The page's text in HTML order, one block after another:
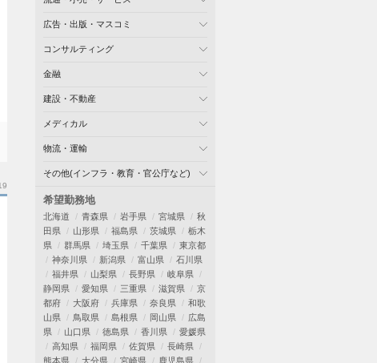
広告・出版・マスコミ
コンサルティング
金融
建設・不動産
メディカル
物流・運輸
その他(インフラ・教育・官公庁など)
希望勤務地
北海道 青森県 岩手県 宮城県
秋
田県
山形県 福島県 茨城県
栃木
県
群馬県 埼玉県 千葉県
東京都
神奈川県
新潟県 富山県
石川県
福井県
山梨県 長野県
岐阜県
静岡県
愛知県 三重県 滋賀県
京
都府
大阪府 兵庫県 奈良県
和歌
山県
鳥取県 島根県 岡山県
広島
県
山口県 徳島県 香川県
愛媛県
高知県
福岡県 佐賀県
長崎県
熊本県
大分県 宮崎県
鹿児島県